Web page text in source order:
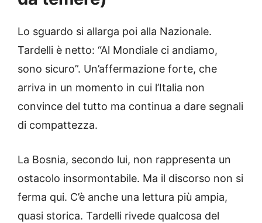
Lo sguardo si allarga poi alla Nazionale.
Tardelli è netto: “Al Mondiale ci andiamo,
sono sicuro”. Un’affermazione forte, che
arriva in un momento in cui l’Italia non
convince del tutto ma continua a dare segnali
di compattezza.
La Bosnia, secondo lui, non rappresenta un
ostacolo insormontabile. Ma il discorso non si
ferma qui. C’è anche una lettura più ampia,
quasi storica. Tardelli rivede qualcosa del